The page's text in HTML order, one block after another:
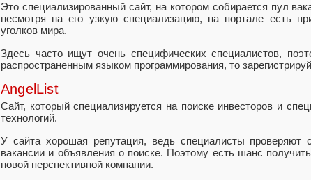
Это специализированный сайт, на котором собирается пул
несмотря на его узкую специализацию, на портале есть
уголков мира.
Здесь часто ищут очень специфических специалистов,
распространенным языком программирования, то
AngelList
Сайт, который специализируется на поиске инвесторов и
технологий.
У сайта хорошая репутация, ведь специалисты проверяют
вакансии и объявления о поиске. Поэтому есть шанс
новой перспективной компании.